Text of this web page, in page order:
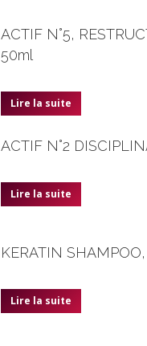
ACTIF N°5,
50ml
Lire la suite
ACTIF N°2
Lire la suite
KERATIN
Lire la suite